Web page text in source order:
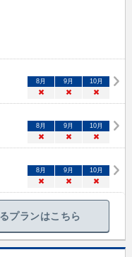
8月 9月 10月
× × ×
8月 9月 10月
× × ×
8月 9月 10月
× × ×
プランはこちら